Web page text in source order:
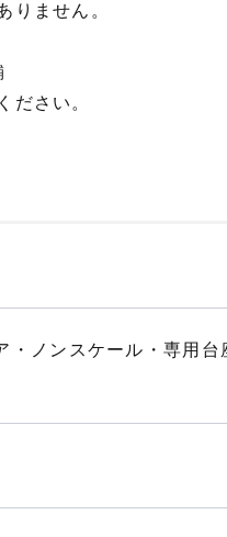
りません。
ださい。
ノンスケール・専用台